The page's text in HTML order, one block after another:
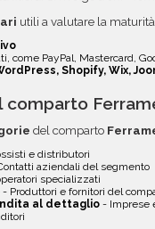
utili a valutare la
come PayPal, Mastercard,
Shopify, Wix,
del comparto
e distributori
aziendali del segmento
specializzati
- Produttori e fornitori del
al dettaglio - Imprese